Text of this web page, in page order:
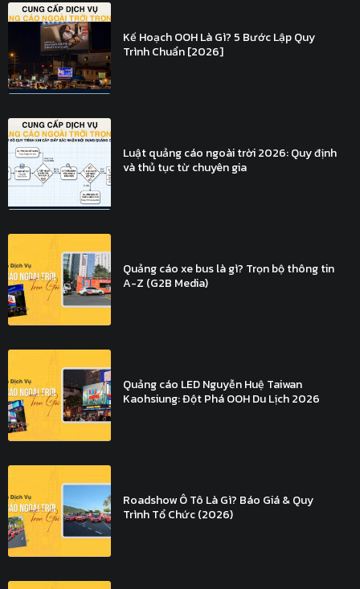
Kế Hoạch OOH Là Gì? 5 Bước Lập Quy
Trình Chuẩn [2026]
Luật quảng cáo ngoài trời 2026: Quy định
và thủ tục từ chuyên gia
Quảng cáo xe bus là gì? Trọn bộ thông tin
A-Z (G2B Media)
Quảng cáo LED Nguyễn Huệ Taiwan
Kaohsiung: Đột Phá OOH Du Lịch 2026
Roadshow Ô Tô Là Gì? Báo Giá & Quy
Trình Tổ Chức (2026)